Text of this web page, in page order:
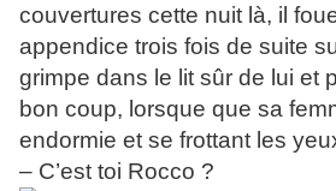
couvertures cette nuit là, il
appendice trois fois de suite
grimpe dans le lit sûr de lui et
bon coup, lorsque que sa
endormie et se frottant les
– C’est toi Rocco ?